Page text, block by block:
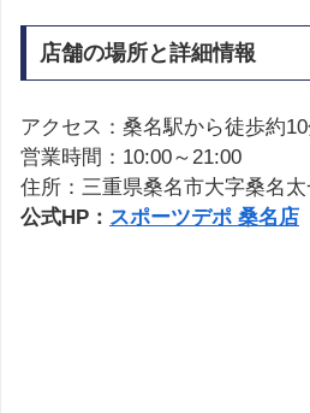
店舗の場所と詳細情報
アクセス：桑名駅から徒歩約
営業時間：10:00～21:00
住所：三重県桑名市大字桑名
公式HP： スポーツデポ 桑名店